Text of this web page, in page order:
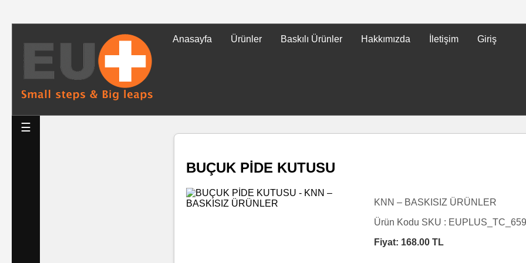
Anasayfa Ürünler Baskılı Ürünler Hakkımızda İletişim Giriş
☰
Tüm
Ürünler
Islak
BUÇUK PİDE KUTUSU
KNN – BASKISIZ ÜRÜNLER
Ürün Kodu SKU : EUPLUS_TC_659
Fiyat: 168.00 TL